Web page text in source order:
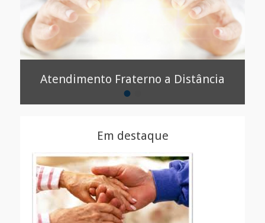
•
Atendimento Fraterno a Distância
na
Em destaque